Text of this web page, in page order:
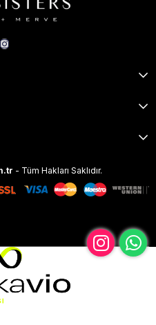
- Tüm Hakları Saklıdır.